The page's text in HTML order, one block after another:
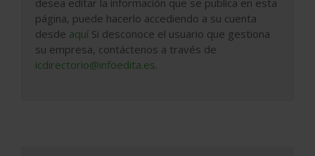
página, puede hacerlo accediendo a su cuenta
desde aquí Si desconoce el usuario que gestiona
su empresa, contáctenos a través de
icdirectorio@infoedita.es.